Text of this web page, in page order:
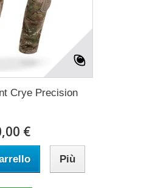
Crye Precision
€
Più